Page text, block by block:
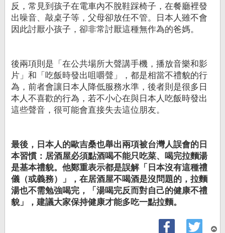
反，常見到孩子在電車內不脫鞋踩椅子，在餐廳裡發
出噪音、敲桌子等，父母卻放任不管。日本人雖不會
因此討厭小孩子，卻非常討厭這種無作為的爸媽。
後兩項則是「在公共場所大聲講手機，播放音樂和影
片」和「吃飯時發出咀嚼聲」，都是相當不禮貌的行
為，前者會讓日本人降低服務水準，後者則是很多日
本人不喜歡的行為，若不小心在與日本人吃飯時發出
這些聲音，很可能會直接失去這位朋友。
最後，日本人的歐吉桑也舉出兩項被台灣人誤會的日
本習慣：居酒屋必須點酒喝不能只吃菜、喝完拉麵湯
是基本禮貌。他鄭重表示都是誤解「日本沒有這種禮
儀（或義務）」，在居酒屋不喝酒是沒問題的，拉麵
湯也不需勉強喝完，「湯喝完反而對自己的健康不禮
貌」，建議大家保持健康才能多吃一點拉麵。